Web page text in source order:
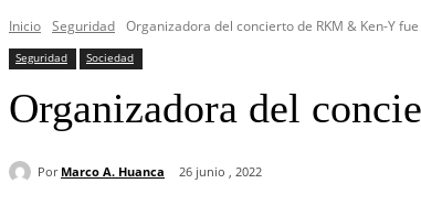
Inicio Seguridad Organizadora del concierto de RKM & Ken-Y
Seguridad Sociedad
Organizadora del
Por Marco A. Huanca 26 junio , 2022